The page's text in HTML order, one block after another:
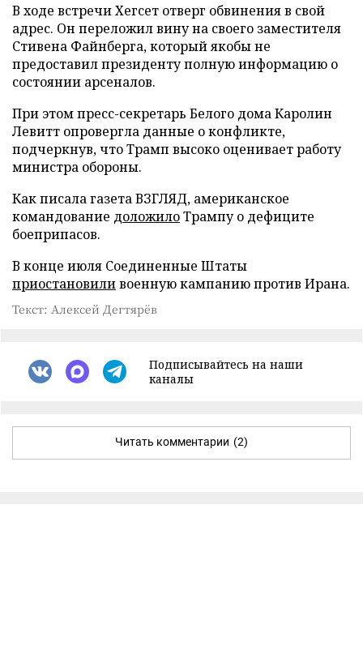
В ходе встречи Хегсет отверг обвинения в свой
адрес. Он переложил вину на своего заместителя
Стивена Файнберга, который якобы не
предоставил президенту полную информацию о
состоянии арсеналов.
При этом пресс-секретарь Белого дома Каролин
Левитт опровергла данные о конфликте,
подчеркнув, что Трамп высоко оценивает работу
министра обороны.
Как писала газета ВЗГЛЯД, американское
командование доложилоТрампу о дефиците
боеприпасов.
В конце июля Соединенные Штаты
приостановиливоенную кампанию против Ирана.
Текст: Алексей Дегтярёв
Подписывайтесь на наши
каналы
Читать комментарии (2)